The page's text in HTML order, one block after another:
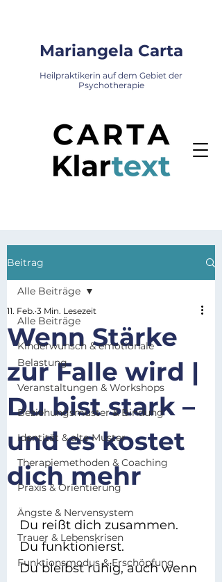
Mariangela Carta
Heilpraktikerin auf dem Gebiet der
Psychotherapie
Beitrag
Alle Beiträge
Kinderwunsch & emotionale
Belastung
Veranstaltungen & Workshops
Beziehungsmuster & Bindung
Identität & alte Muster
Therapiemethoden & Coaching
Praxis & Orientierung
Ängste & Nervensystem
Trauer & Lebenskrisen
Funktionsmodus & Erschöpfung
Alle Beiträge
Wenn Stärke
zur Falle wird |
Du bist stark –
und es kostet
dich mehr
11. Feb. 3 Min. Lesezeit
Du reißt dich zusammen.
Du funktionierst.
Du bleibst ruhig, auch wenn